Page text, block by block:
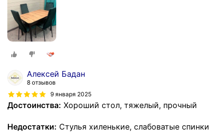
Алексей Бадан
8 отзывов
9 января 2025
Достоинства: Хороший стол, тяжелый, прочный
Недостатки: Стулья хиленькие, слабоватые спинки